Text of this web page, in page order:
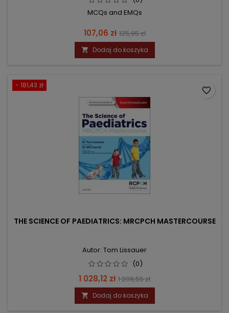
MCQs and EMQs
Cena
107,06 zł Cena
podstawowa
125,95 zł
 Dodaj do koszyka
- 181,43 zł
THE SCIENCE OF PAEDIATRICS: MRCPCH MASTERCOURSE
Autor: Tom Lissauer
(0)
Cena
1 028,12 zł Cena
podstawowa
1 209,55 zł
 Dodaj do koszyka
favorite_border